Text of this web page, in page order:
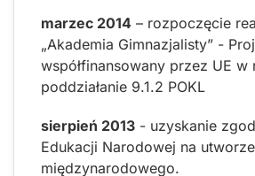
marzec 2014 – rozpoczęcie
„Akademia Gimnazjalisty” -
współfinansowany przez UE w
poddziałanie 9.1.2 POKL
sierpień 2013 - uzyskanie
Edukacji Narodowej na
międzynarodowego.